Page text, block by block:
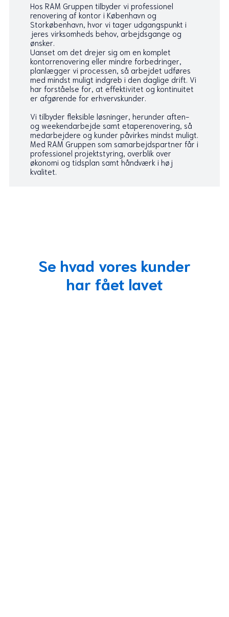
Hos RAM Gruppen tilbyder vi professionel
renovering af kontor i København og
Storkøbenhavn, hvor vi tager udgangspunkt i
jeres virksomheds behov, arbejdsgange og
ønsker.
Uanset om det drejer sig om en komplet
kontorrenovering eller mindre forbedringer,
planlægger vi processen, så arbejdet udføres
med mindst muligt indgreb i den daglige drift. Vi
har forståelse for, at effektivitet og kontinuitet
er afgørende for erhvervskunder.
Vi tilbyder fleksible løsninger, herunder aften-
og weekendarbejde samt etaperenovering, så
medarbejdere og kunder påvirkes mindst muligt.
Med RAM Gruppen som samarbejdspartner får i
professionel projektstyring, overblik over
økonomi og tidsplan samt håndværk i høj
kvalitet.
Se hvad vores kunder
har fået lavet